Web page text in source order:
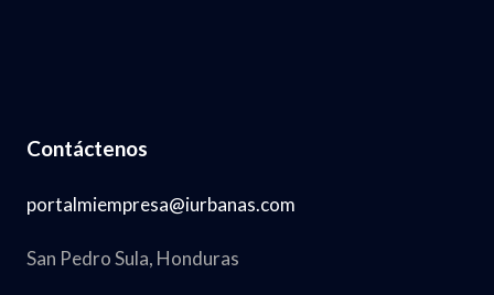
Contáctenos
portalmiempresa@iurbanas.com
San Pedro Sula, Honduras